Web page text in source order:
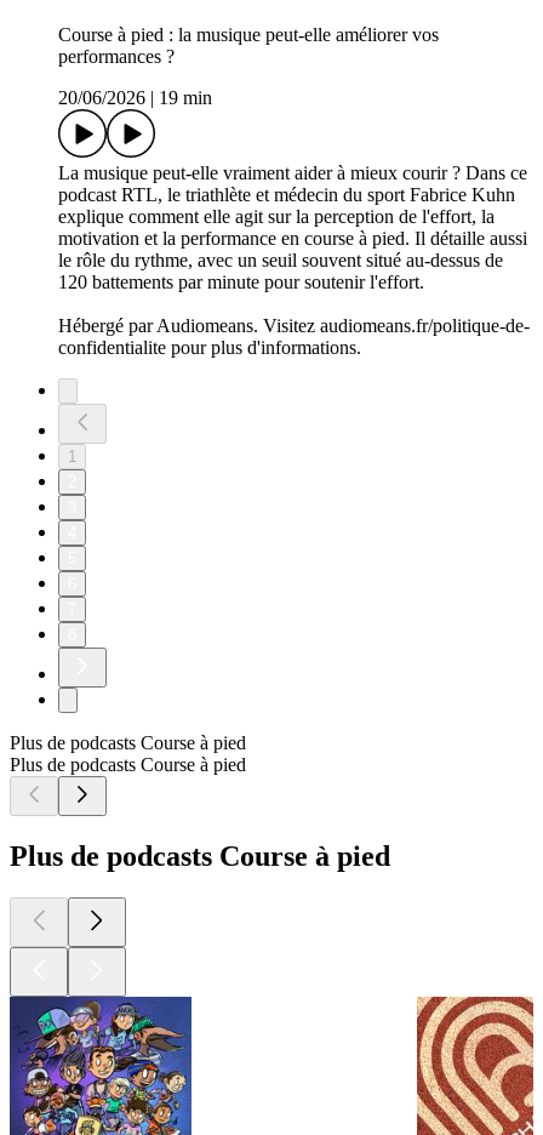
Course à pied : la musique peut-elle améliorer vos
performances ?
20/06/2026
19 min
La musique peut-elle vraiment aider à mieux courir ? Dans ce
podcast RTL, le triathlète et médecin du sport Fabrice Kuhn
explique comment elle agit sur la perception de l'effort, la
motivation et la performance en course à pied. Il détaille aussi
le rôle du rythme, avec un seuil souvent situé au-dessus de
120 battements par minute pour soutenir l'effort.
Hébergé par Audiomeans. Visitez audiomeans.fr/politique-de-
confidentialite pour plus d'informations.
1
Plus de podcasts Course à pied
Plus de podcasts Course à pied
Plus de podcasts Course à pied